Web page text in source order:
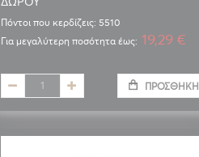
Πόντοι που κερδίζεις: 5510
Για μεγαλύτερη ποσότητα έως: 19,29 €
ΠΡΟΣΘΉΚΗ